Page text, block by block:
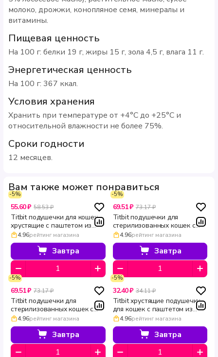
молоко, дрожжи, конопляное семя, минералы и
витамины.
Пищевая ценность
На 100 г: белки 19 г, жиры 15 г, зола 4,5 г, влага 11 г.
Энергетическая ценность
На 100 г: 367 ккал.
Условия хранения
Хранить при температуре от +4°С до +25°С и
относительной влажности не более 75%.
Сроки годности
12 месяцев.
Вам также может понравиться
-5%
55.60 ₽ 58.53 ₽
Titbit подушечки для кошек
хрустящие с паштетом из
утки Biff 60 г
4.96рейтинг магазина
Завтра
-5%
69.51 ₽ 73.17 ₽
Titbit подушечки для
стерилизованных кошек с
кроликом хрустящие 60 г
4.96рейтинг магазина
Завтра
-5%
69.51 ₽ 73.17 ₽
Titbit подушечки для
стерилизованных кошек с
индейкой хрустящие 60 г
4.96рейтинг магазина
Завтра
-5%
32.40 ₽ 34.11 ₽
Titbit хрустящие подушечки
для кошек с паштетом из
утки 30 г
4.96рейтинг магазина
Завтра